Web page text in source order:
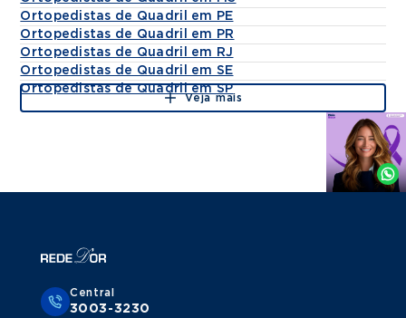
Ortopedistas de Quadril em PE
Ortopedistas de Quadril em PR
Ortopedistas de Quadril em RJ
Ortopedistas de Quadril em SE
Ortopedistas de Quadril em SP
Veja mais
Agende
Whatsapp
Central
3003-3230